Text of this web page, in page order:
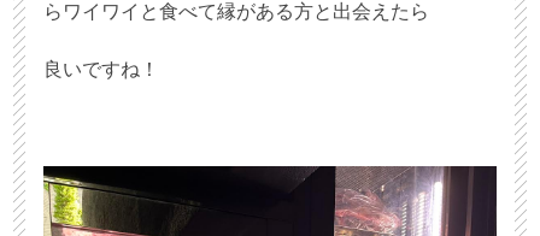
らワイワイと食べて縁がある方と出会えたら
良いですね！